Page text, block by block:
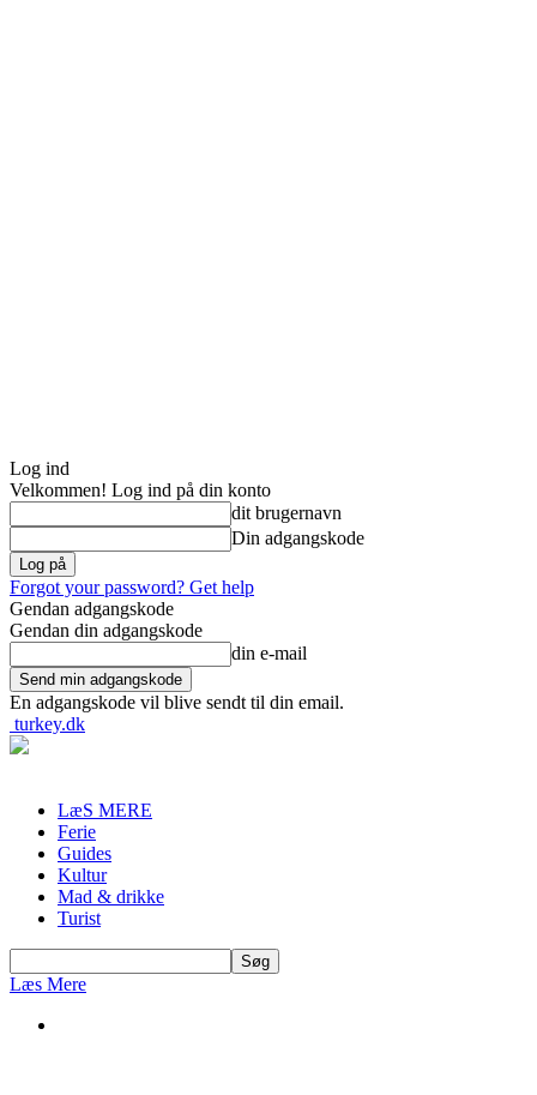
Log ind
Velkommen! Log ind på din konto
dit brugernavn
Din adgangskode
Forgot your password? Get help
Gendan adgangskode
Gendan din adgangskode
din e-mail
En adgangskode vil blive sendt til din email.
turkey.dk
LæS MERE
Ferie
Guides
Kultur
Mad & drikke
Turist
Læs Mere